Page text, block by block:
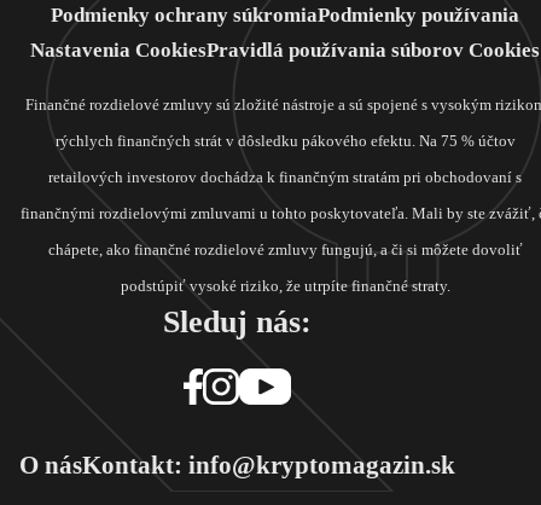
Podmienky ochrany súkromiaPodmienky používania
Nastavenia CookiesPravidlá používania súborov Cookies
Finančné rozdielové zmluvy sú zložité nástroje a sú spojené s vysokým
rýchlych finančných strát v dôsledku pákového efektu. Na 75 % účtov
retailových investorov dochádza k finančným stratám pri obchodovaní s
finančnými rozdielovými zmluvami u tohto poskytovateľa. Mali by ste zvážiť,
chápete, ako finančné rozdielové zmluvy fungujú, a či si môžete dovoliť
podstúpiť vysoké riziko, že utrpíte finančné straty.
Sleduj nás:
O násKontakt: info@kryptomagazin.sk